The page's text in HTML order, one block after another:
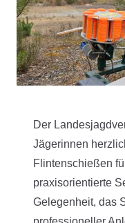
Der
Jägerinnen
Flintenschießen
praxisorientierte
Gelegenheit, das